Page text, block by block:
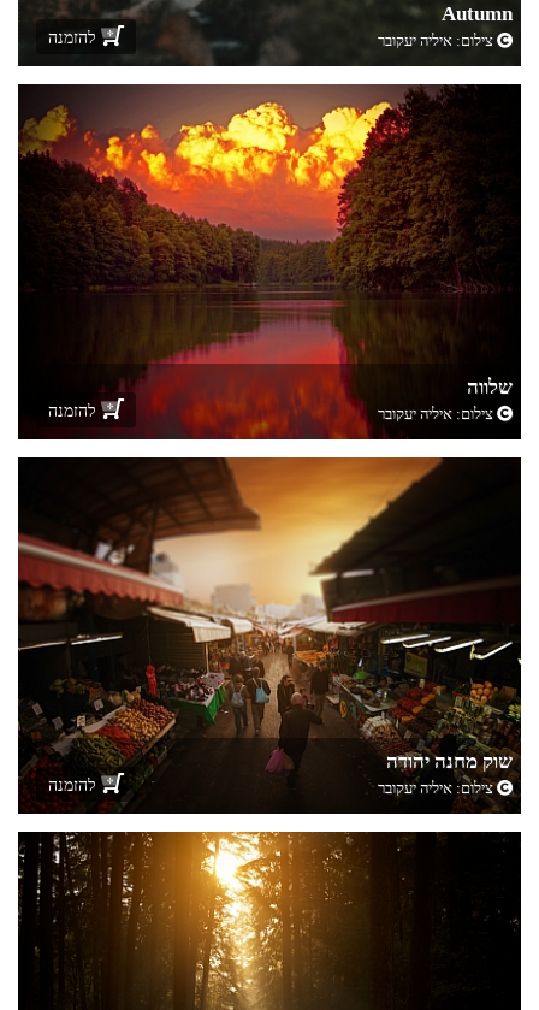
Autumn
צילום: איליה יעקובר להזמנה
שלווה
צילום: איליה יעקובר להזמנה
שוק מחנה יהודה
צילום: איליה יעקובר להזמנה